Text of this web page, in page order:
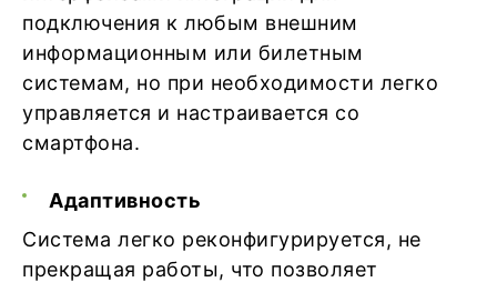
подключения к любым внешним
информационным или билетным
системам, но при необходимости легко
управляется и настраивается со
смартфона.
Адаптивность
Система легко реконфигурируется, не
прекращая работы, что позволяет